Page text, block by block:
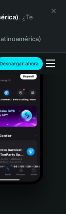
. ¿Te
Descargar ahora